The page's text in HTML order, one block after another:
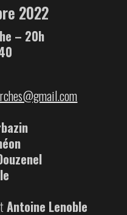
2022
– 20h
Antoine Lenoble